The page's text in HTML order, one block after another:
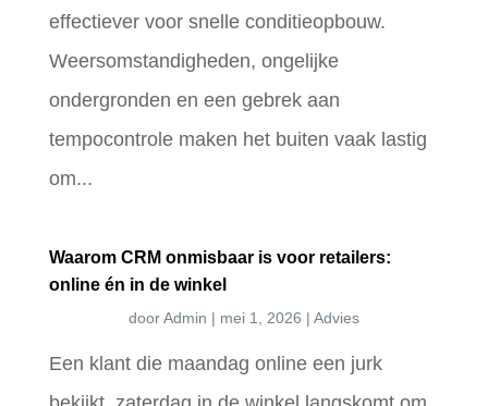
effectiever voor snelle conditieopbouw.
Weersomstandigheden, ongelijke
ondergronden en een gebrek aan
tempocontrole maken het buiten vaak lastig
om...
Waarom CRM onmisbaar is voor retailers:
online én in de winkel
doorAdmin | mei 1, 2026 | Advies
Een klant die maandag online een jurk